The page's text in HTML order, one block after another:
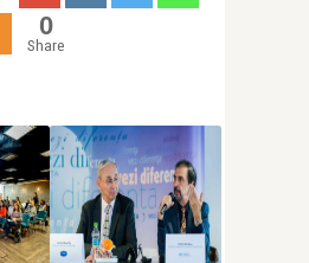
0
Share